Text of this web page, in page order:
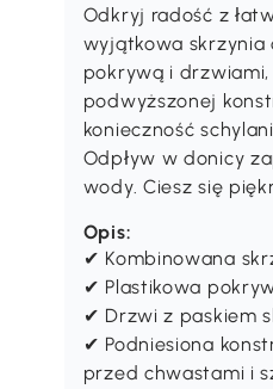
Odkryj radość z
wyjątkowa skrzynia
pokrywą i
podwyższonej
konieczność
Odpływ w donicy
wody. Ciesz się
Opis:
✔ Kombinowana
✔ Plastikowa
✔ Drzwi z paskiem
✔ Podniesiona
przed chwastami i